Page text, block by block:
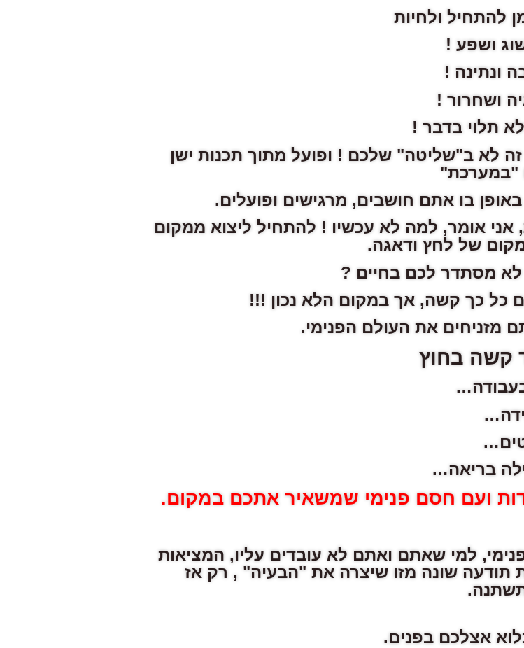
להתחיל ולחיות
ושפע !
ונתינה !
ושחרור !
תלוי בדבר !
לא ב"שליטה" שלכם ! ופועל מתוך תכנות ישן
"במערכת"
בו אתם חושבים, מרגישים ופועלים.
אני אומר, למה לא עכשיו ! להתחיל ליצוא ממקום
של לחץ ודאגה.
לא מסתדר לכם בחיים ?
כל כך קשה, אך במקום הלא נכון !!!
מזניחים את העולם הפנימי.
קשה בחוץ
בריאה…
ועם חסם פנימי שמשאיר אתכם במקום.
למי שאתם ואתם לא עובדים עליו, המציאות
תודעה שונה מזו שיצרה את "הבעיה" , רק אז
אצלכם בפנים.